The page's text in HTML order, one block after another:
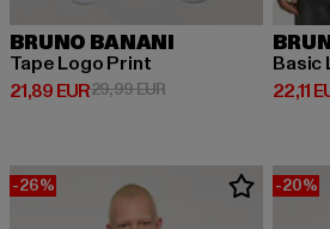
BRUNO BANANI
Tape Logo Print
21,89 EUR
Prix courant: 21,89 EUR
29,99 EURPrix en promotion:
Basic
22,11
Prix
-26% -20%